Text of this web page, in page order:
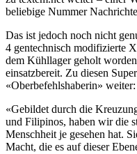
beliebige Nummer
Das ist jedoch noch nicht
4 gentechnisch modifizierte
dem Kühllager geholt
einsatzbereit. Zu diesen
«Oberbefehlshaberin» weiter:
«Gebildet durch die
und Filipinos, haben wir die
Menschheit je gesehen hat.
Macht, die es auf dieser